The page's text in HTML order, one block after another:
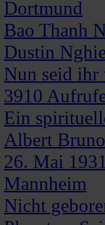
Dortmund
Bao Thanh
Dustin
Nun seid ihr
3910
Ein
Albert Bruno
26. Mai 1931
Mannheim
Nicht